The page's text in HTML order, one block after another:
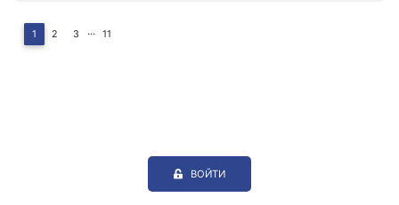
1 2 3 ... 11
ВОЙТИ